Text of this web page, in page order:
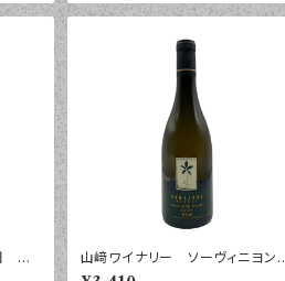
ソ
山﨑ワイナリー ソーヴィニヨン・
ブラン ２０２５年 ７５０ｍｌ